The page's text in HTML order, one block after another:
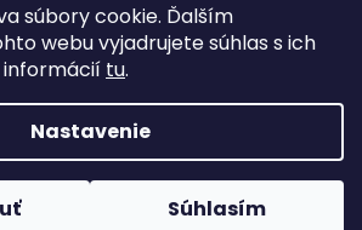
súbory cookie. Ďalším
webu vyjadrujete súhlas s ich
informácií tu.
Nastavenie
Súhlasím
zatvorené
Vytvoril Shoptet
práva vyhradené.